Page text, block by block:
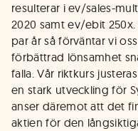
resulterar i ev/sales-
2020 samt ev/ebit
par år så förväntar vi
förbättrad lönsamhet
falla. Vår riktkurs
en stark utveckling för
anser däremot att det
aktien för den